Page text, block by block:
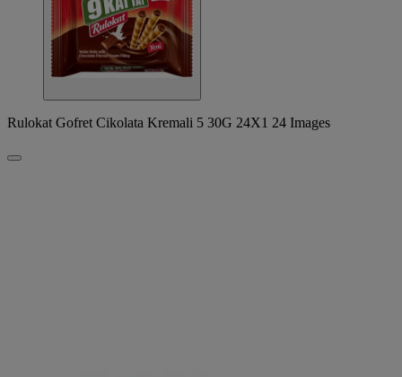
Rulokat Gofret Cikolata Kremali 5 30G 24X1 24 Images